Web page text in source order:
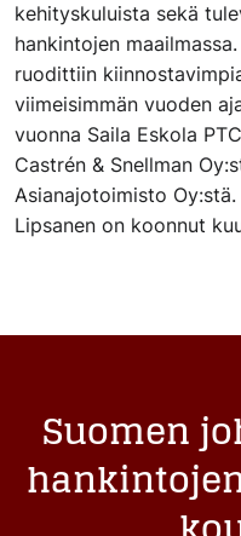
kehityskuluista sekä
hankintojen
ruodittiin
viimeisimmän vuoden
vuonna Saila Eskola
Castrén & Snellman
Asianajotoimisto
Lipsanen on koonnut
Suomen